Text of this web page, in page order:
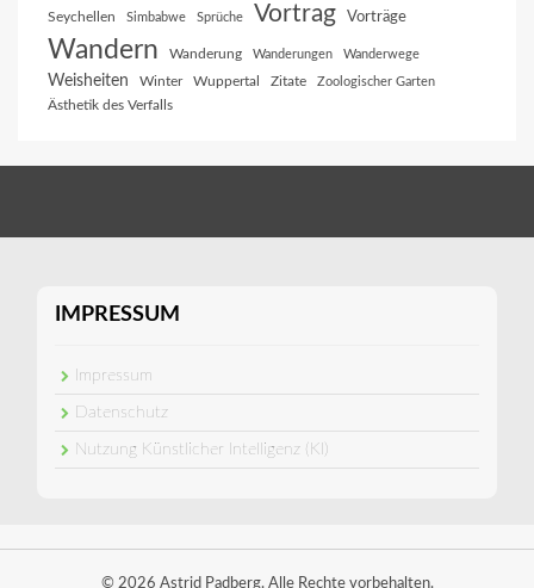
Seychellen Simbabwe Sprüche Vortrag Vorträge
Wandern Wanderung Wanderungen Wanderwege
Weisheiten Winter Wuppertal Zitate Zoologischer Garten
Ästhetik des Verfalls
IMPRESSUM
Impressum
Datenschutz
Nutzung Künstlicher Intelligenz (KI)
© 2026 Astrid Padberg. Alle Rechte vorbehalten.